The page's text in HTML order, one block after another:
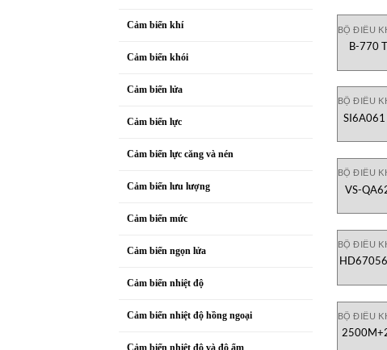
Cảm biến khí
Cảm biến khói
Cảm biến lửa
Cảm biến lực
Cảm biến lực căng và nén
Cảm biến lưu lượng
Cảm biến mức
Cảm biến ngọn lửa
Cảm biến nhiệt độ
Cảm biến nhiệt độ hồng ngoại
BỘ ĐIỀU
B-770
BỘ ĐIỀU
SI6A061
BỘ ĐIỀU
VS-
BỘ ĐIỀU
BỘ ĐIỀU